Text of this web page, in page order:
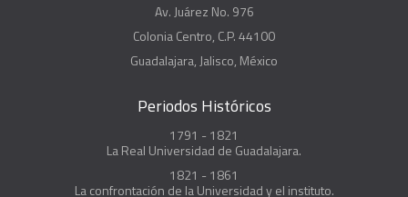
Av. Juárez No. 976
Colonia Centro, C.P. 44100
Guadalajara, Jalisco, México
Periodos Históricos
1791 - 1821
La Real Universidad de Guadalajara.
1821 - 1861
La confrontación de la Universidad y el instituto.